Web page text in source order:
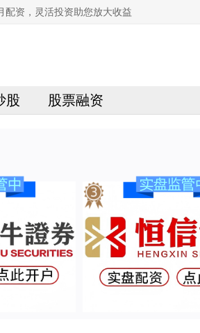
配资，灵活投资助您放大收益
股 股票融资